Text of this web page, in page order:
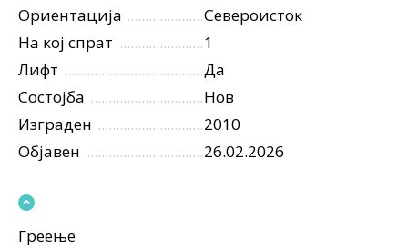
Ориентација
Североисток
На кој спрат
1
Лифт
Да
Состојба
Нов
Изграден
2010
Објавен
26.02.2026
Греење